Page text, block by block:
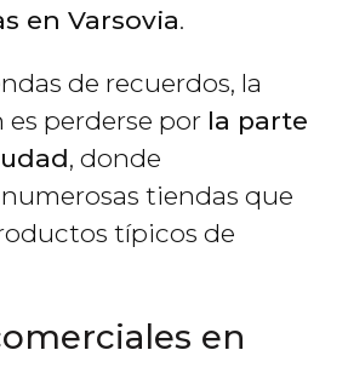
en Varsovia.
de recuerdos, la
perderse por la parte
, donde
tiendas que
típicos de
en